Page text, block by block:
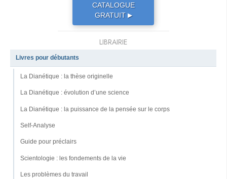
CATALOGUE
GRATUIT ▶
LIBRAIRIE
Livres pour débutants
La Dianétique : la thèse originelle
La Dianétique : évolution d’une science
La Dianétique : la puissance de la pensée sur le corps
Self-Analyse
Guide pour préclairs
Scientologie : les fondements de la vie
Les problèmes du travail